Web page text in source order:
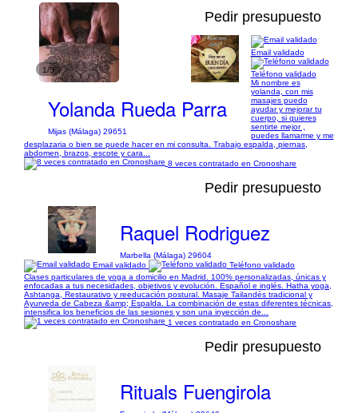
1/5
Pedir presupuesto
Yolanda Rueda Parra
Mijas (Málaga) 29651
Email validado
Teléfono validado
Mi nombre es
yolanda, con mis
masajes puedo
ayudar y mejorar tu
cuerpo, si quieres
sentirte mejor ,
puedes llamarme y me
desplazaria o bien se puede hacer en mi consulta. Trabajo espalda, piernas,
abdomen, brazos, escote y cara...
8 veces contratado en Cronoshare
Pedir presupuesto
Raquel Rodriguez
Marbella (Málaga) 29604
Email validado
Teléfono validado
Clases particulares de yoga a domicilio en Madrid. 100% personalizadas, únicas y
enfocadas a tus necesidades, objetivos y evolución. Español e inglés. Hatha yoga,
Ashtanga, Restaurativo y reeducación postural. Masaje Tailandés tradicional y
Ayurveda de Cabeza &amp; Espalda. La combinación de estas diferentes técnicas,
intensifica los beneficios de las sesiones y son una inyección de...
1 veces contratado en Cronoshare
Pedir presupuesto
Rituals Fuengirola